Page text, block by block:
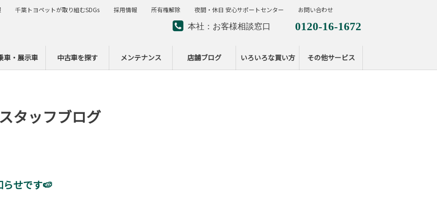
本社：お客様相談窓口 0120-16-1672
ー
車・展示車 中古車を探す メンテナンス 店舗ブログ いろいろな買い方 その他サービス
千葉トヨペットが取り組むSDGs 採用情報 所有権解除 夜間・休日 安心サポートセンター お問い合わせ
タッフブログ
せです🍉